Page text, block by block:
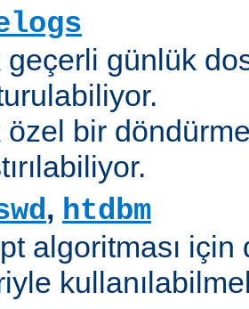
geçerli günlük
özel bir
, htdbm
algoritması için